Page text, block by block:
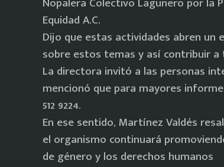
Equidad A.C.
Dijo que estas actividades abren
sobre estos temas y así contribuir a
La directora invitó a las personas
mencionó que para mayores
512 9224.
En ese sentido, Martínez Valdés
el organismo continuará
de género y los derechos humanos